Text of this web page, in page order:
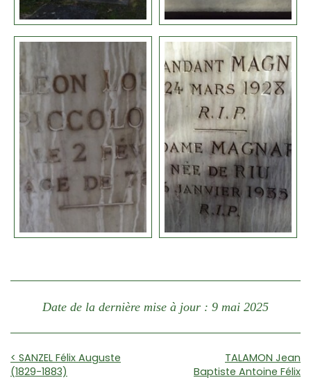
Date de la dernière mise à jour : 9 mai 2025
< SANZEL Félix Auguste
(1829-1883)
TALAMON Jean
Baptiste Antoine Félix